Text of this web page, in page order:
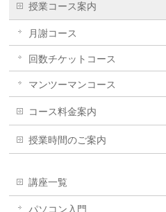
授業コース案内
月謝コース
回数チケットコース
マンツーマンコース
コース料金案内
授業時間のご案内
講座一覧
パソコン入門